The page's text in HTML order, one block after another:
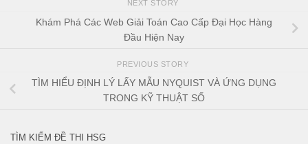
NEXT STORY
Khám Phá Các Web Giải Toán Cao Cấp Đại Học Hàng
Đầu Hiện Nay
PREVIOUS STORY
TÌM HIỂU ĐỊNH LÝ LẤY MẪU NYQUIST VÀ ỨNG DỤNG
TRONG KỸ THUẬT SỐ
TÌM KIẾM ĐỀ THI HSG